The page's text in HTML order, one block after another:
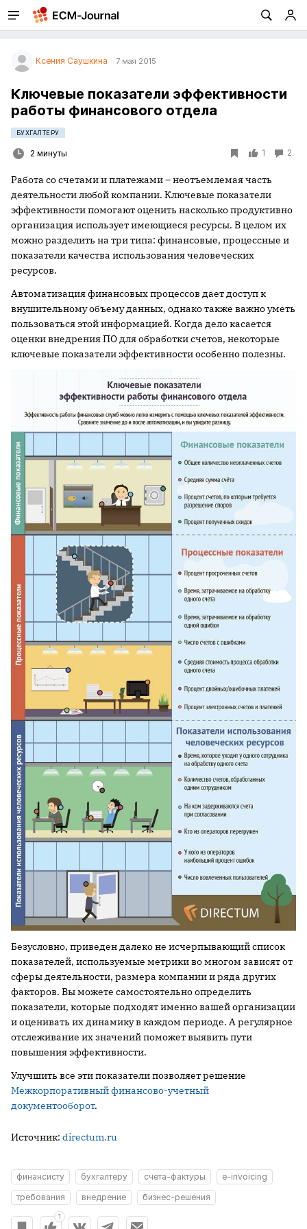
Ксения Саушкина 7 мая 2015
Ключевые показатели эффективности
работы финансового отдела
БУХГАЛТЕРУ
2 минуты 1 2
Работа со счетами и платежами – неотъемлемая часть
деятельности любой компании. Ключевые показатели
эффективности помогают оценить насколько продуктивно
организация использует имеющиеся ресурсы. В целом их
можно разделить на три типа: финансовые, процессные и
показатели качества использования человеческих
ресурсов.
Автоматизация финансовых процессов дает доступ к
внушительному объему данных, однако также важно уметь
пользоваться этой информацией. Когда дело касается
оценки внедрения ПО для обработки счетов, некоторые
ключевые показатели эффективности особенно полезны.
Безусловно, приведен далеко не исчерпывающий список
показателей, используемые метрики во многом зависят от
сферы деятельности, размера компании и ряда других
факторов. Вы можете самостоятельно определить
показатели, которые подходят именно вашей организации
и оценивать их динамику в каждом периоде. А регулярное
отслеживание их значений поможет выявить пути
повышения эффективности.
Улучшить все эти показатели позволяет решение
Межкорпоративный финансово-учетный
документооборот.
Источник: directum.ru
финансисту бухгалтеру счета-фактуры
e-invoicing
требования
внедрение бизнес-решения
1